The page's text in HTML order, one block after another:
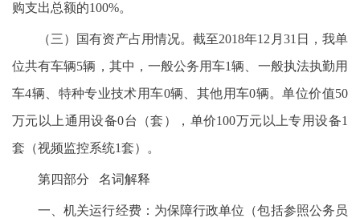
购支出总额的100%。
（三）国有资产占用情况。截至2018年12月31日，我单
位共有车辆5辆，其中，一般公务用车1辆、一般执法执勤用
车4辆、特种专业技术用车0辆、其他用车0辆。单位价值50
万元以上通用设备0台（套），单价100万元以上专用设备1
套（视频监控系统1套）。
第四部分 名词解释
一、机关运行经费：为保障行政单位（包括参照公务员